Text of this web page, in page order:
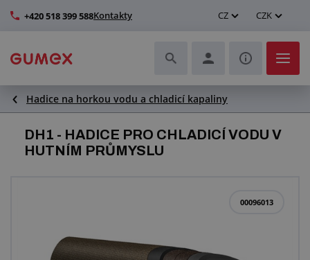
+420 518 399 588Kontakty CZ CZK
Hadice a jejich kompletace
Profily a výroba těsnění
Zlepšení pracovního prostředí
Hadice na horkou vodu a chladicí kapaliny
DH1 - HADICE PRO CHLADICÍ VODU V
HUTNÍM PRŮMYSLU
00096013